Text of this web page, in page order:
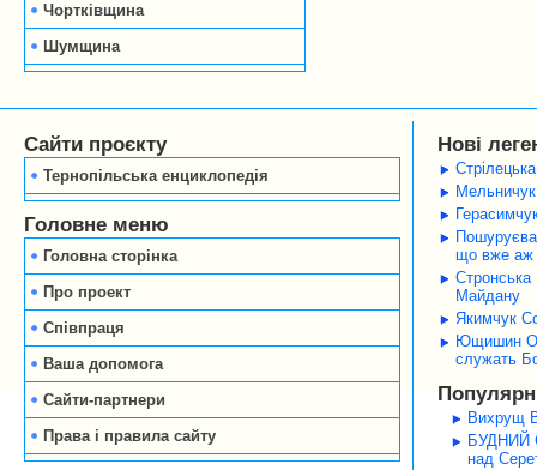
Чортківщина
Шумщина
Сайти проєкту
Тернопільська енциклопедія
Головне меню
Головна сторінка
Про проект
Співпраця
Ваша допомога
Сайти-партнери
Права і правила сайту
Нові
Мельничук
що вже аж
Стронська
Майдану
Якимчук
Ющишин
служать
Вихрущ
БУДНИЙ
над